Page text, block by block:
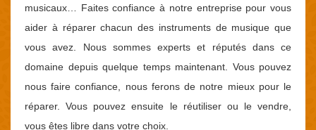
musicaux… Faites confiance à notre entreprise pour vous
aider à réparer chacun des instruments de musique que
vous avez. Nous sommes experts et réputés dans ce
domaine depuis quelque temps maintenant. Vous pouvez
nous faire confiance, nous ferons de notre mieux pour le
réparer. Vous pouvez ensuite le réutiliser ou le vendre,
vous êtes libre dans votre choix.